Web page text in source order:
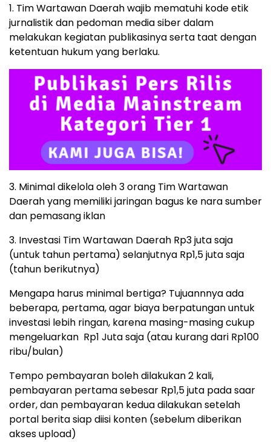
1. Tim Wartawan Daerah wajib mematuhi kode etik
jurnalistik dan pedoman media siber dalam
melakukan kegiatan publikasinya serta taat dengan
ketentuan hukum yang berlaku.
3. Minimal dikelola oleh 3 orang Tim Wartawan
Daerah yang memiliki jaringan bagus ke nara sumber
dan pemasang iklan
3. Investasi Tim Wartawan Daerah Rp3 juta saja
(untuk tahun pertama) selanjutnya Rp1,5 juta saja
(tahun berikutnya)
Mengapa harus minimal bertiga? Tujuannnya ada
beberapa, pertama, agar biaya berpatungan untuk
investasi lebih ringan, karena masing-masing cukup
mengeluarkan Rp1 Juta saja (atau kurang dari Rp100
ribu/bulan)
Tempo pembayaran boleh dilakukan 2 kali,
pembayaran pertama sebesar Rp1,5 juta pada saar
order, dan pembayaran kedua dilakukan setelah
portal berita siap diisi konten (sebelum diberikan
akses upload)